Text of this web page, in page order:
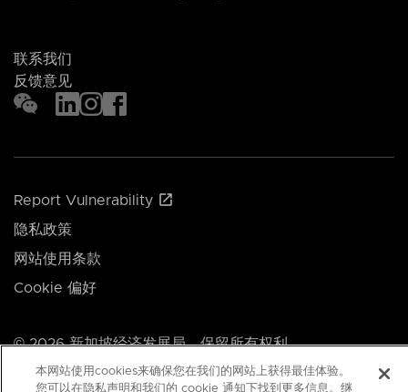
联系我们
反馈意见
Report Vulnerability
隐私政策
网站使用条款
Cookie 偏好
© 2026 新加坡经济发展局。保留所有权利。
最新更新于： 28 Apr 2026
本网站使用cookies来确保您在我们的网站上获得最佳体验。
您可以在隐私声明和我们的 cookie 通知下找到更多信息。继